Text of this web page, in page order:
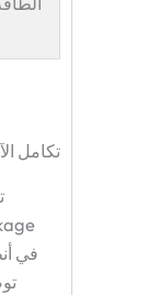
تكامل
في